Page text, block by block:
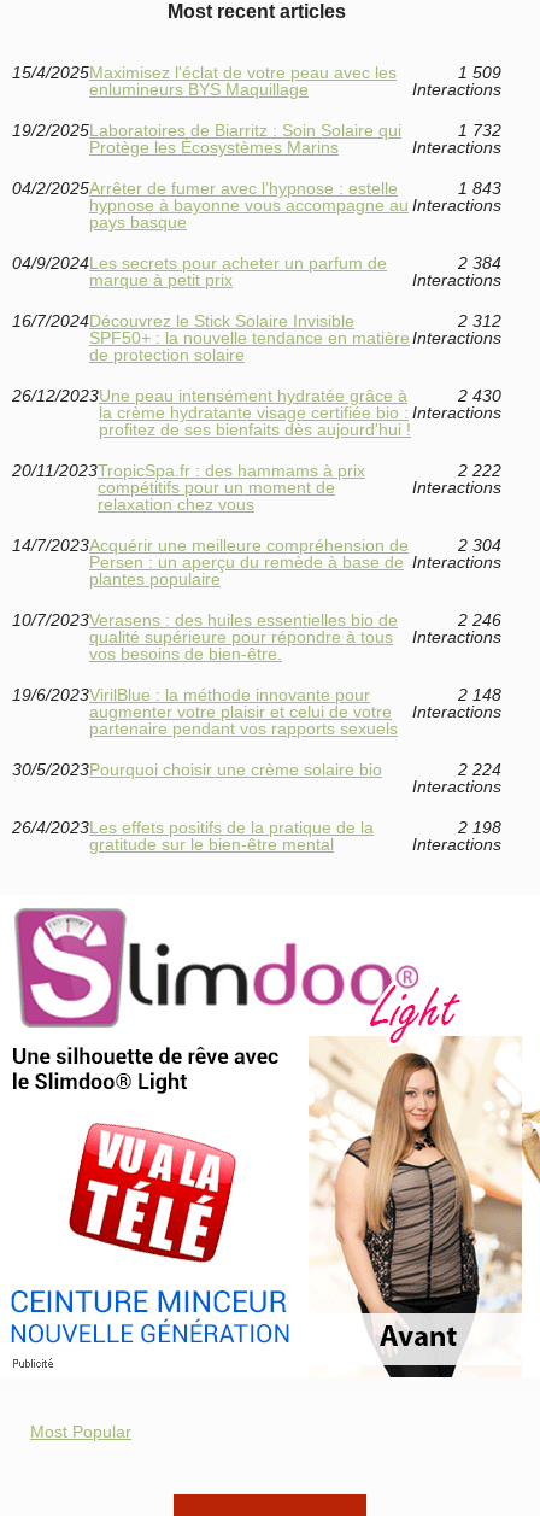
Most recent articles
15/4/2025Maximisez l'éclat de votre peau avec les
enlumineurs BYS Maquillage
1 509
Interactions
19/2/2025Laboratoires de Biarritz : Soin Solaire qui
Protège les Écosystèmes Marins
1 732
Interactions
04/2/2025Arrêter de fumer avec l’hypnose : estelle
hypnose à bayonne vous accompagne au
pays basque
1 843
Interactions
04/9/2024Les secrets pour acheter un parfum de
marque à petit prix
2 384
Interactions
16/7/2024Découvrez le Stick Solaire Invisible
SPF50+ : la nouvelle tendance en matière
de protection solaire
2 312
Interactions
26/12/2023Une peau intensément hydratée grâce à
la crème hydratante visage certifiée bio :
profitez de ses bienfaits dès aujourd'hui !
2 430
Interactions
20/11/2023TropicSpa.fr : des hammams à prix
compétitifs pour un moment de
relaxation chez vous
2 222
Interactions
14/7/2023Acquérir une meilleure compréhension de
Persen : un aperçu du remède à base de
plantes populaire
2 304
Interactions
10/7/2023Verasens : des huiles essentielles bio de
qualité supérieure pour répondre à tous
vos besoins de bien-être.
2 246
Interactions
19/6/2023VirilBlue : la méthode innovante pour
augmenter votre plaisir et celui de votre
partenaire pendant vos rapports sexuels
2 148
Interactions
30/5/2023Pourquoi choisir une crème solaire bio
2 224
Interactions
26/4/2023Les effets positifs de la pratique de la
gratitude sur le bien-être mental
2 198
Interactions
Most Popular